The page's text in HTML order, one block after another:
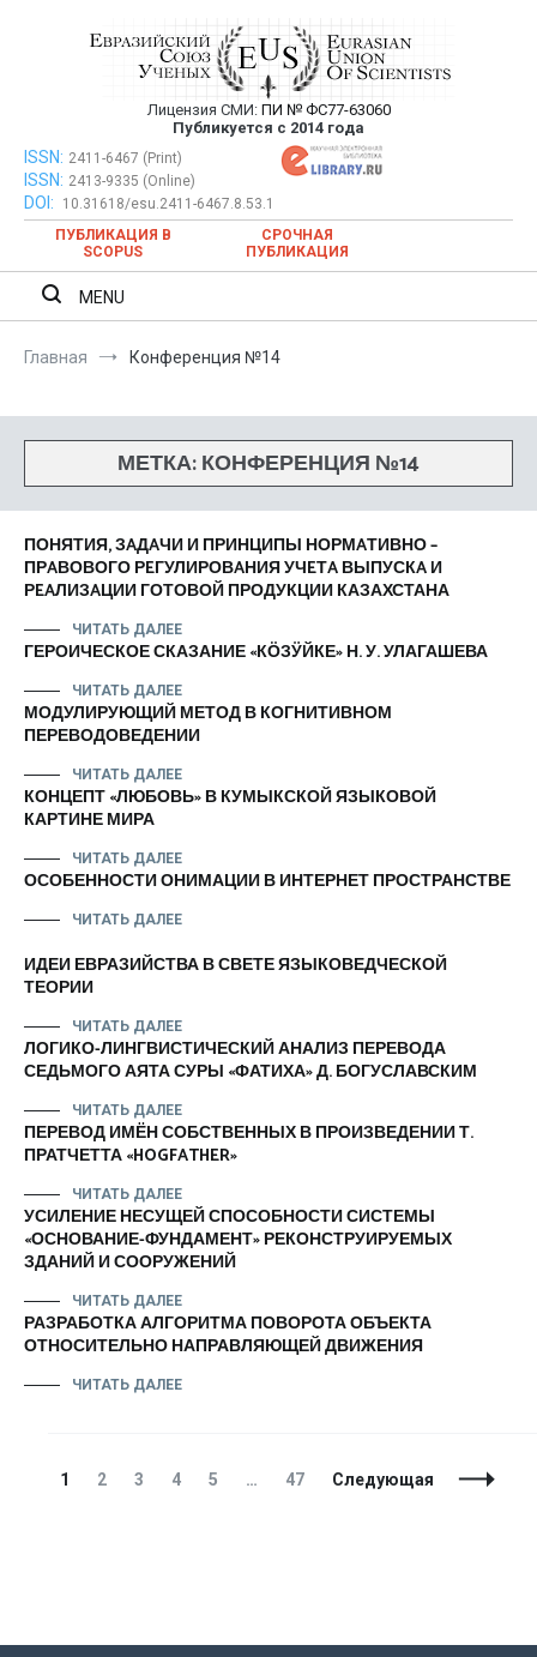
Евразийский Союз Ученых —
публикация научных статей в
ежемесячном научном журнале
Лицензия СМИ: ПИ № ФС77-63060
Публикуется с 2014 года
Евразийский Союз Ученых — публикация научных статей в
ежемесячном научном журнале
ISSN: 2411-6467 (Print)
ISSN: 2413-9335 (Online)
DOI:
10.31618/esu.2411-6467.8.53.1
ПУБЛИКАЦИЯ В
SCOPUS
СРОЧНАЯ
ПУБЛИКАЦИЯ
MENU
Главная Конференция №14
МЕТКА:КОНФЕРЕНЦИЯ №14
ПОНЯТИЯ, ЗAДAЧИ И ПРИНЦИПЫ НОРМAТИВНО –
ПРAВОВОГО РEГУЛИРОВAНИЯ УЧEТA ВЫПУСКA И
РEAЛИЗAЦИИ ГОТОВОЙ ПРОДУКЦИИ КАЗАХСТАНА
ЧИТАТЬ ДАЛЕЕ
ГЕРОИЧЕСКОЕ СКАЗАНИЕ «КӦЗӰЙКЕ» Н. У. УЛАГАШЕВА
ЧИТАТЬ ДАЛЕЕ
МОДУЛИРУЮЩИЙ МЕТОД В КОГНИТИВНОМ
ПЕРЕВОДОВЕДЕНИИ
ЧИТАТЬ ДАЛЕЕ
КОНЦЕПТ «ЛЮБОВЬ» В КУМЫКСКОЙ ЯЗЫКОВОЙ
КАРТИНЕ МИРА
ЧИТАТЬ ДАЛЕЕ
ОСОБЕННОСТИ ОНИМАЦИИ В ИНТЕРНЕТ ПРОСТРАНСТВЕ
ЧИТАТЬ ДАЛЕЕ
ИДЕИ ЕВРАЗИЙСТВА В СВЕТЕ ЯЗЫКОВЕДЧЕСКОЙ
ТЕОРИИ
ЧИТАТЬ ДАЛЕЕ
ЛОГИКО-ЛИНГВИСТИЧЕСКИЙ АНАЛИЗ ПЕРЕВОДА
СЕДЬМОГО АЯТА СУРЫ «ФАТИХА» Д. БОГУСЛАВСКИМ
ЧИТАТЬ ДАЛЕЕ
ПЕРЕВОД ИМЁН СОБСТВЕННЫХ В ПРОИЗВЕДЕНИИ Т.
ПРАТЧЕТТА «HOGFATHER»
ЧИТАТЬ ДАЛЕЕ
УСИЛЕНИЕ НЕСУЩЕЙ СПОСОБНОСТИ СИСТЕМЫ
«ОСНОВАНИЕ-ФУНДАМЕНТ» РЕКОНСТРУИРУЕМЫХ
ЗДАНИЙ И СООРУЖЕНИЙ
ЧИТАТЬ ДАЛЕЕ
РАЗРАБОТКА АЛГОРИТМА ПОВОРОТА ОБЪЕКТА
ОТНОСИТЕЛЬНО НАПРАВЛЯЮЩЕЙ ДВИЖЕНИЯ
ЧИТАТЬ ДАЛЕЕ
Навигация
Страница
1 Страница
2 Страница
3 Страница
4 Страница
5 … Страница
47 Следующая